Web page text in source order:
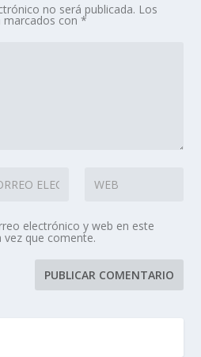
no será publicada. Los
marcados con*
electrónico y web en este
que comente.